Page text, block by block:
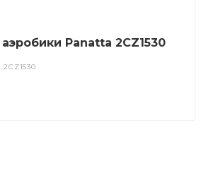
Panatta 2CZ1530
2CZ1530